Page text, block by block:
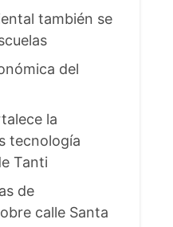
también se
del
la
tecnología
Tanti
de
calle Santa